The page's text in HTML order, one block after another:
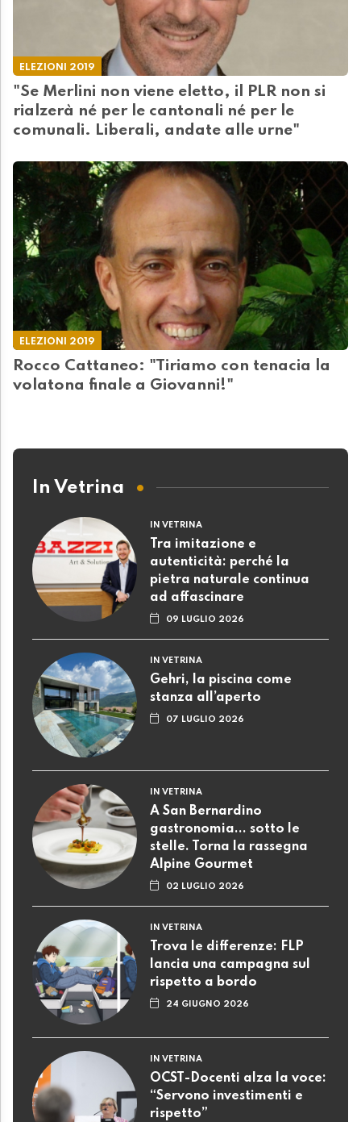
ELEZIONI 2019
"Se Merlini non viene eletto, il PLR non si
rialzerà né per le cantonali né per le
comunali. Liberali, andate alle urne"
ELEZIONI 2019
Rocco Cattaneo: "Tiriamo con tenacia la
volatona finale a Giovanni!"
In Vetrina
IN VETRINA
Tra imitazione e
autenticità: perché la
pietra naturale continua
ad affascinare
09 LUGLIO 2026
IN VETRINA
Gehri, la piscina come
stanza all’aperto
07 LUGLIO 2026
IN VETRINA
A San Bernardino
gastronomia... sotto le
stelle. Torna la rassegna
Alpine Gourmet
02 LUGLIO 2026
IN VETRINA
Trova le differenze: FLP
lancia una campagna sul
rispetto a bordo
24 GIUGNO 2026
IN VETRINA
OCST-Docenti alza la voce:
“Servono investimenti e
rispetto”